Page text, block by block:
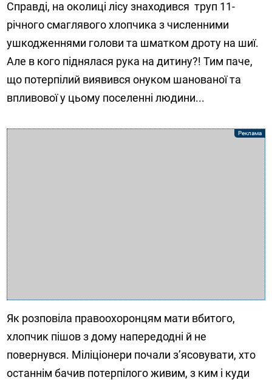
Справді, на околиці лісу знаходився труп 11-
річного смаглявого хлопчика з численними
ушкодженнями голови та шматком дроту на шиї.
Але в кого піднялася рука на дитину?! Тим паче,
що потерпілий виявився онуком шанованої та
впливової у цьому поселенні людини...
Як розповіла правоохоронцям мати вбитого,
хлопчик пішов з дому напередодні й не
повернувся. Міліціонери почали з’ясовувати, хто
останнім бачив потерпілого живим, з ким і куди